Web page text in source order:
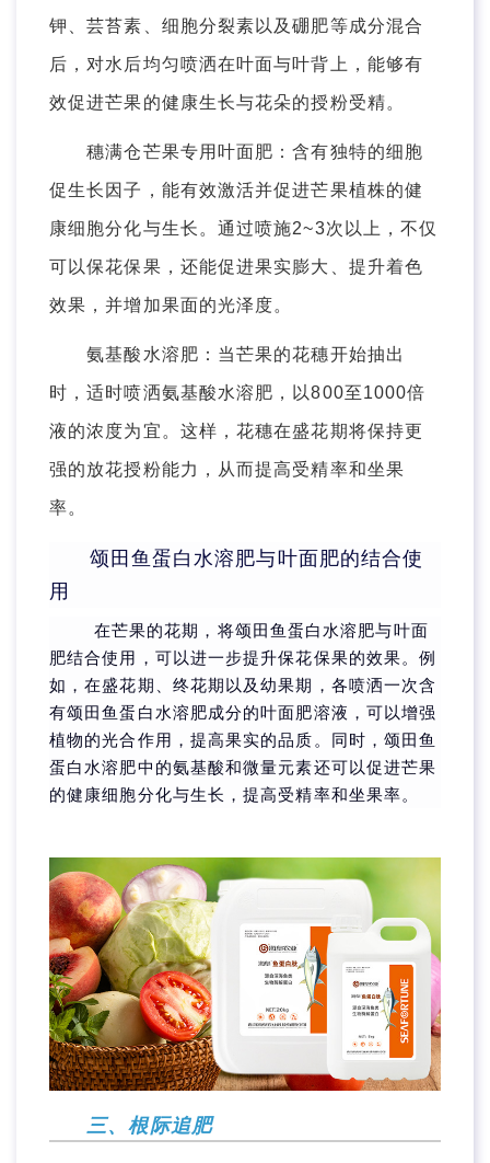
钾、芸苔素、细胞分裂素以及硼肥等成分混合
后，对水后均匀喷洒在叶面与叶背上，能够有
效促进芒果的健康生长与花朵的授粉受精。
穗满仓芒果专用叶面肥：含有独特的细胞
促生长因子，能有效激活并促进芒果植株的健
康细胞分化与生长。通过喷施2~3次以上，不仅
可以保花保果，还能促进果实膨大、提升着色
效果，并增加果面的光泽度。
氨基酸水溶肥：当芒果的花穗开始抽出
时，适时喷洒氨基酸水溶肥，以800至1000倍
液的浓度为宜。这样，花穗在盛花期将保持更
强的放花授粉能力，从而提高受精率和坐果
率。
颂田鱼蛋白水溶肥与叶面肥的结合使
用
在芒果的花期，将颂田鱼蛋白水溶肥与叶面
肥结合使用，可以进一步提升保花保果的效果。例
如，在盛花期、终花期以及幼果期，各喷洒一次含
有颂田鱼蛋白水溶肥成分的叶面肥溶液，可以增强
植物的光合作用，提高果实的品质。同时，颂田鱼
蛋白水溶肥中的氨基酸和微量元素还可以促进芒果
的健康细胞分化与生长，提高受精率和坐果率。
三、根际追肥